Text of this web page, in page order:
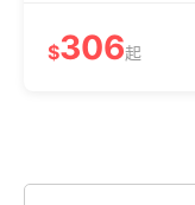
$306起